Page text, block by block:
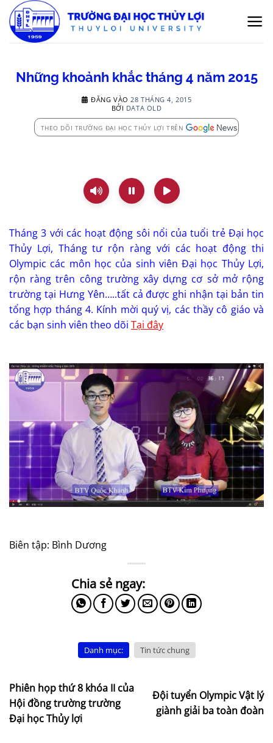
qua
nội
Những khoảnh khắc tháng 4 năm 2015
ĐĂNG VÀO 28 THÁNG 4, 2015
BỞI DATA OLD
THEO DÕI TRƯỜNG ĐẠI HỌC THỦY LỢI TRÊN
Tháng 3 với các hoạt động sôi nổi của tuổi trẻ Đại học
Thủy Lợi, Tháng tư rộn ràng với các hoạt động thi
Olympic các môn học của sinh viên Đại học Thủy Lợi,
rộn ràng trên công trường xây dựng cơ sở mở rộng
trường tại Hưng Yên…..tất cả được ghi nhận tại bản tin
tổng hợp tháng 4. Kính mời quý vị, các thầy cô giáo và
các bạn sinh viên theo dõi Tại đây
Biên tập: Bình Dương
Danh mục: Tin tức chung
Phiên họp thứ 8 khóa II của
Hội đồng trường trường
Đại học Thủy lợi
Đội tuyển Olympic Vật lý
giành giải ba toàn đoàn